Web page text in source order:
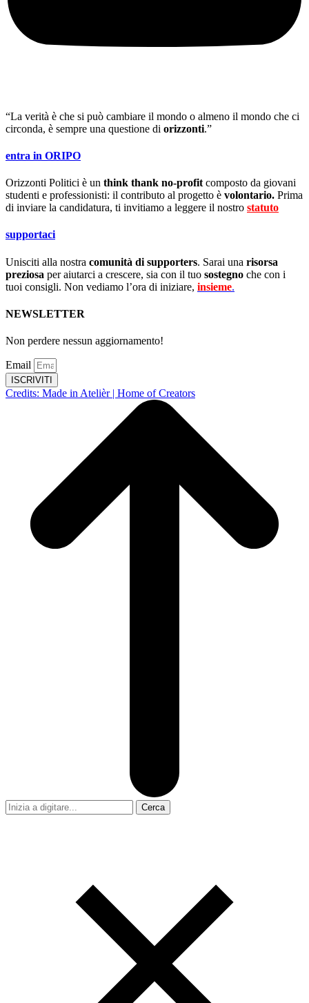
“La verità è che si può cambiare il mondo o almeno il mondo che ci
circonda, è sempre una questione di orizzonti.”
entra in ORIPO
Orizzonti Politici è un think thank no-profit composto da giovani
studenti e professionisti: il contributo al progetto è volontario. Prima
di inviare la candidatura, ti invitiamo a leggere il nostro statuto
supportaci
Unisciti alla nostra comunità di supporters. Sarai una risorsa
preziosa per aiutarci a crescere, sia con il tuo sostegno che con i
tuoi consigli. Non vediamo l’ora di iniziare, insieme.
NEWSLETTER
Non perdere nessun aggiornamento!
Email
ISCRIVITI
Credits: Made in Atelièr | Home of Creators
Cerca